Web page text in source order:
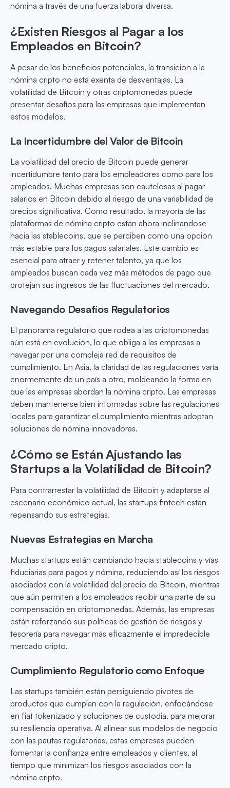
nómina a través de una fuerza laboral diversa.
¿Existen Riesgos al Pagar a los
Empleados en Bitcoin?
A pesar de los beneficios potenciales, la transición a la
nómina cripto no está exenta de desventajas. La
volatilidad de Bitcoin y otras criptomonedas puede
presentar desafíos para las empresas que implementan
estos modelos.
La Incertidumbre del Valor de Bitcoin
La volatilidad del precio de Bitcoin puede generar
incertidumbre tanto para los empleadores como para los
empleados. Muchas empresas son cautelosas al pagar
salarios en Bitcoin debido al riesgo de una variabilidad de
precios significativa. Como resultado, la mayoría de las
plataformas de nómina cripto están ahora inclinándose
hacia las stablecoins, que se perciben como una opción
más estable para los pagos salariales. Este cambio es
esencial para atraer y retener talento, ya que los
empleados buscan cada vez más métodos de pago que
protejan sus ingresos de las fluctuaciones del mercado.
Navegando Desafíos Regulatorios
El panorama regulatorio que rodea a las criptomonedas
aún está en evolución, lo que obliga a las empresas a
navegar por una compleja red de requisitos de
cumplimiento. En Asia, la claridad de las regulaciones varía
enormemente de un país a otro, moldeando la forma en
que las empresas abordan la nómina cripto. Las empresas
deben mantenerse bien informadas sobre las regulaciones
locales para garantizar el cumplimiento mientras adoptan
soluciones de nómina innovadoras.
¿Cómo se Están Ajustando las
Startups a la Volatilidad de Bitcoin?
Para contrarrestar la volatilidad de Bitcoin y adaptarse al
escenario económico actual, las startups fintech están
repensando sus estrategias.
Nuevas Estrategias en Marcha
Muchas startups están cambiando hacia stablecoins y vías
fiduciarias para pagos y nómina, reduciendo así los riesgos
asociados con la volatilidad del precio de Bitcoin, mientras
que aún permiten a los empleados recibir una parte de su
compensación en criptomonedas. Además, las empresas
están reforzando sus políticas de gestión de riesgos y
tesorería para navegar más eficazmente el impredecible
mercado cripto.
Cumplimiento Regulatorio como Enfoque
Las startups también están persiguiendo pivotes de
productos que cumplan con la regulación, enfocándose
en fiat tokenizado y soluciones de custodia, para mejorar
su resiliencia operativa. Al alinear sus modelos de negocio
con las pautas regulatorias, estas empresas pueden
fomentar la confianza entre empleados y clientes, al
tiempo que minimizan los riesgos asociados con la
nómina cripto.